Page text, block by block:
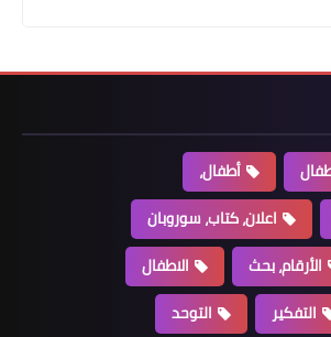
أطفال،
اعلان، كتاب، سوروبان
الأرقام، بحث
الاطفال
التفكير التوحد